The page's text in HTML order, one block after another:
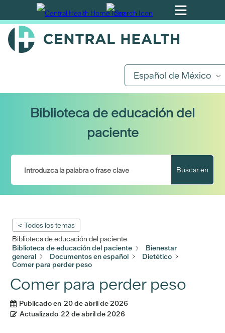
Ir
al
contenido
Español de México
Biblioteca de educación del
paciente
Buscar en
< Todos los temas
Biblioteca de educación del paciente
Biblioteca de educación del paciente
Bienestar
general
Documentos en español
Dietético
Comer para perder peso
Comer para perder peso
Publicado en 20 de abril de 2026
Actualizado 22 de abril de 2026